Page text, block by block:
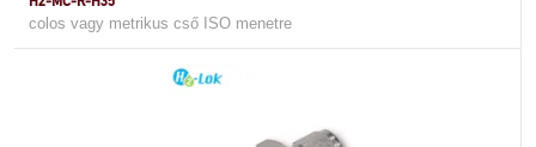
colos vagy metrikus cső ISO menetre